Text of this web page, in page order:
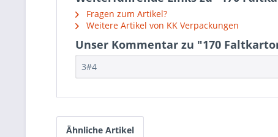
Fragen zum Artikel?
Weitere Artikel von KK Verpackungen
Unser Kommentar zu "170
3#4
Ähnliche Artikel